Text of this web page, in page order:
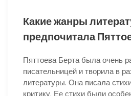
Какие жанры
предпочитала
Пяттоева Берта была очень
писательницей и творила в
литературы. Она писала
критику. Ее стихи были